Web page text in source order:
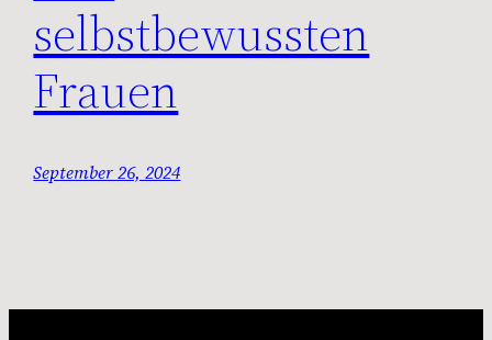
selbstbewussten
Frauen
September 26, 2024